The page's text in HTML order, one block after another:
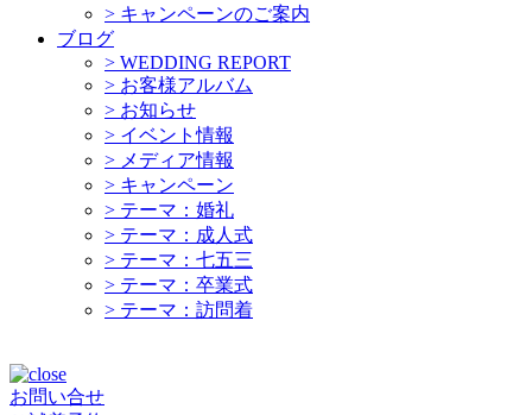
> キャンペーンのご案内
ブログ
> WEDDING REPORT
> お客様アルバム
> お知らせ
> イベント情報
> メディア情報
> キャンペーン
> テーマ：婚礼
> テーマ：成人式
> テーマ：七五三
> テーマ：卒業式
> テーマ：訪問着
お問い合せ